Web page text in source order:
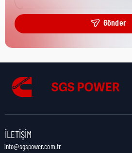
Nakliye Yüksekliği:
Nakliye Uzunluğu:
Gönder
İLETIŞIM
info@sgspower.com.tr